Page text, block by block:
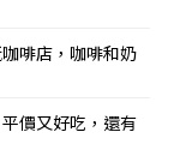
啡店，咖啡和奶
價又好吃，還有